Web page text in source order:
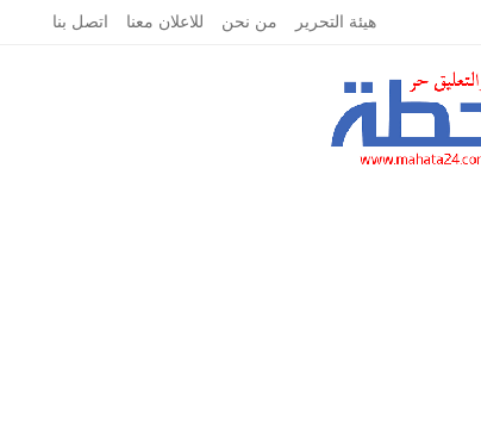
هيئة التحرير من نحن للاعلان معنا اتصل بنا